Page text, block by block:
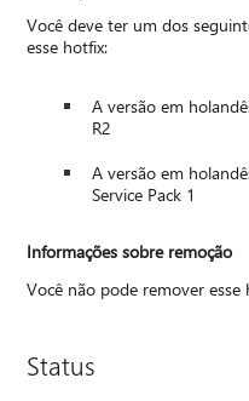
Você deve ter um dos
esse hotfix:
A versão em
R2
A versão em
Service Pack 1
Informações sobre remoção
Você não pode remover esse
Status